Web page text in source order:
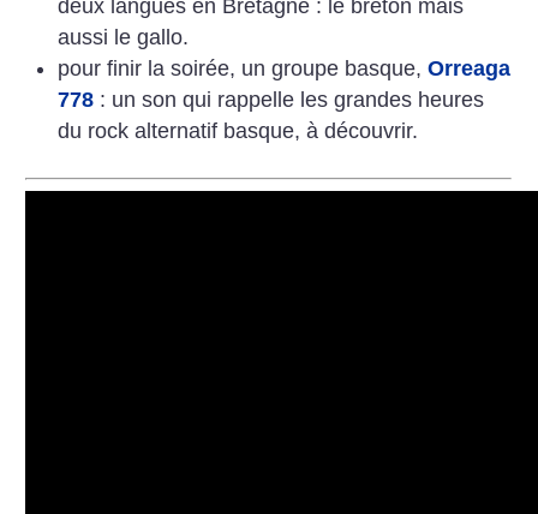
deux langues en Bretagne : le breton mais
aussi le gallo.
pour finir la soirée, un groupe basque, Orreaga
778: un son qui rappelleles grandes heures
du rock alternatif basque, à découvrir.